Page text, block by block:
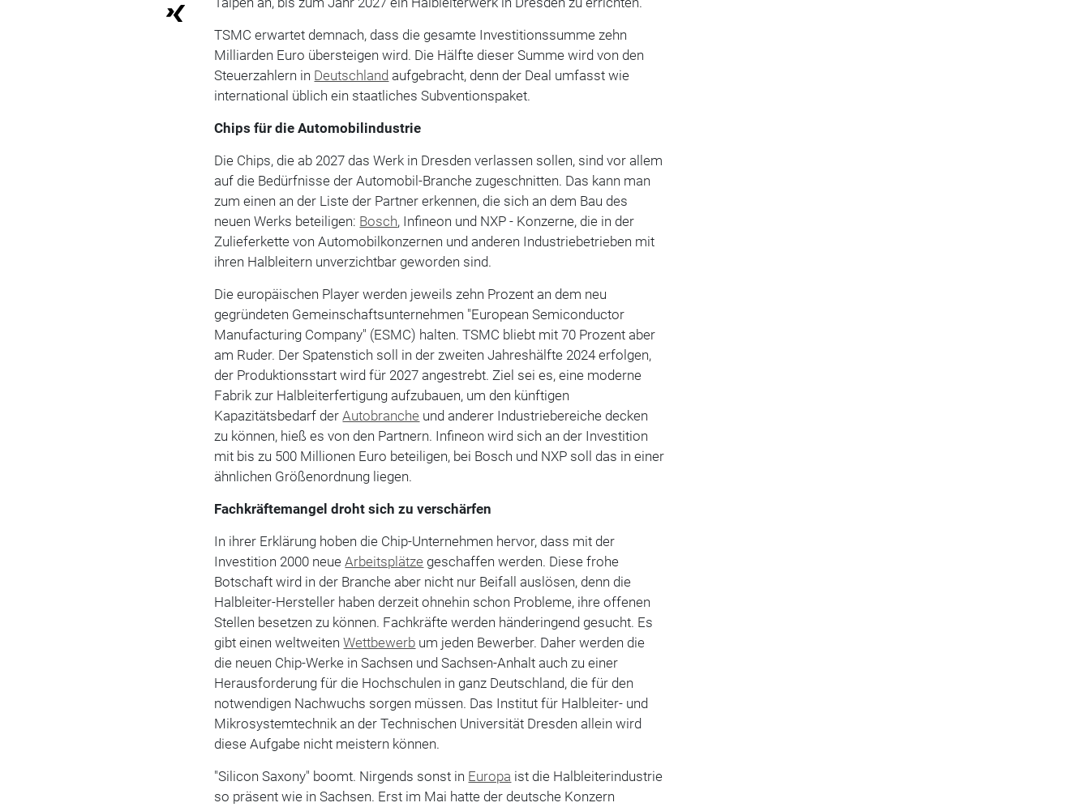
TSMC erwartet demnach, dass die gesamte Investitionssumme zehn
Milliarden Euro übersteigen wird. Die Hälfte dieser Summe wird von den
Steuerzahlern in Deutschland aufgebracht, denn der Deal umfasst wie
international üblich ein staatliches Subventionspaket.
Chips für die Automobilindustrie
Die Chips, die ab 2027 das Werk in Dresden verlassen sollen, sind vor allem
auf die Bedürfnisse der Automobil-Branche zugeschnitten. Das kann man
zum einen an der Liste der Partner erkennen, die sich an dem Bau des
neuen Werks beteiligen: Bosch, Infineon und NXP - Konzerne, die in der
Zulieferkette von Automobilkonzernen und anderen Industriebetrieben mit
ihren Halbleitern unverzichtbar geworden sind.
Die europäischen Player werden jeweils zehn Prozent an dem neu
gegründeten Gemeinschaftsunternehmen "European Semiconductor
Manufacturing Company" (ESMC) halten. TSMC bliebt mit 70 Prozent aber
am Ruder. Der Spatenstich soll in der zweiten Jahreshälfte 2024 erfolgen,
der Produktionsstart wird für 2027 angestrebt. Ziel sei es, eine moderne
Fabrik zur Halbleiterfertigung aufzubauen, um den künftigen
Kapazitätsbedarf derAutobranche und anderer Industriebereiche decken
zu können, hieß es von den Partnern. Infineon wird sich an der Investition
mit bis zu 500 Millionen Euro beteiligen, bei Bosch und NXP soll das in einer
ähnlichen Größenordnung liegen.
Fachkräftemangel droht sich zu verschärfen
In ihrer Erklärung hoben die Chip-Unternehmen hervor, dass mit der
Investition 2000 neueArbeitsplätze geschaffen werden. Diese frohe
Botschaft wird in der Branche aber nicht nur Beifall auslösen, denn die
Halbleiter-Hersteller haben derzeit ohnehin schon Probleme, ihre offenen
Stellen besetzen zu können. Fachkräfte werden händeringend gesucht. Es
gibt einen weltweitenWettbewerb um jeden Bewerber. Daher werden die
die neuen Chip-Werke in Sachsen und Sachsen-Anhalt auch zu einer
Herausforderung für die Hochschulen in ganz Deutschland, die für den
notwendigen Nachwuchs sorgen müssen. Das Institut für Halbleiter- und
Mikrosystemtechnik an der Technischen Universität Dresden allein wird
diese Aufgabe nicht meistern können.
"Silicon Saxony" boomt. Nirgends sonst in Europa ist die Halbleiterindustrie
so präsent wie in Sachsen. Erst im Mai hatte der deutsche Konzern